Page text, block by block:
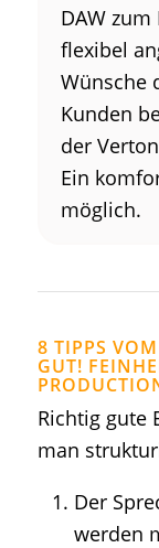
DAW
flexibel
Wünsche
Kunden
der
Ein
möglich.
8 TIPPS
GUT!
Richtig gute
man
Der
werden